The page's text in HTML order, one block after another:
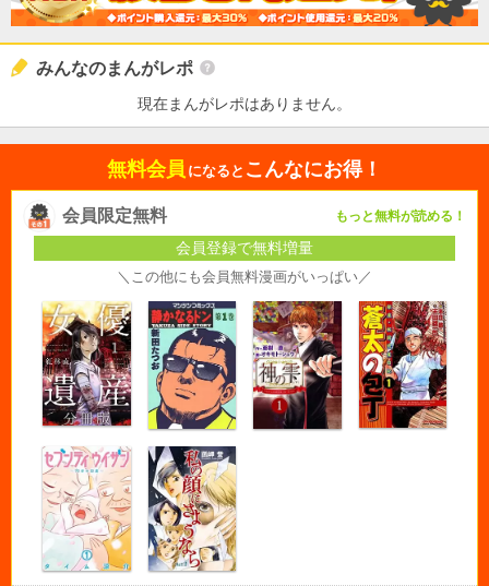
みんなのまんがレポ
現在まんがレポはありません。
無料会員 になると こんなにお得！
会員限定無料 もっと無料が読める！
会員登録で無料増量
＼この他にも会員無料漫画がいっぱい／